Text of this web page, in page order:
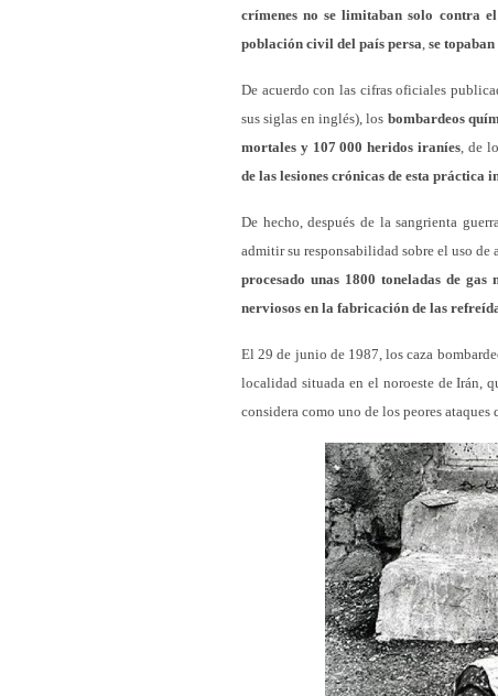
crímenes no se limitaban solo contra
población civil del país persa, se
De acuerdo con las cifras oficiales
sus siglas en inglés), los bombardeos
mortales y 107 000 heridos iraníes, de
de las lesiones crónicas de esta práctica
De hecho, después de la sangrienta
admitir su responsabilidad sobre el uso de
procesado unas 1800 toneladas de
nerviosos en la fabricación de las
El 29 de junio de 1987, los caza
localidad situada en el noroeste de Irán,
considera como uno de los peores